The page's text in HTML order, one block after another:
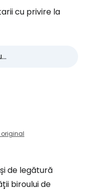
cu privire la
original
de legătură
biroului de